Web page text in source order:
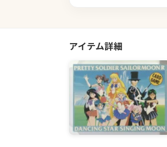
アイテム詳細